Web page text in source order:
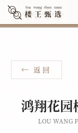
返 回
鸿翔花园
LOU WANG